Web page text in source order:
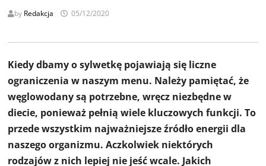
by Redakcja 05/12/2020
Kiedy dbamy o sylwetkę pojawiają się liczne
ograniczenia w naszym menu. Należy pamiętać, że
węglowodany są potrzebne, wręcz niezbędne w
diecie, ponieważ pełnią wiele kluczowych funkcji. To
przede wszystkim najważniejsze źródło energii dla
naszego organizmu. Aczkolwiek niektórych
rodzajów z nich lepiej nie jeść wcale. Jakich